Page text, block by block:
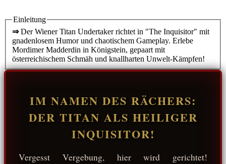
Einleitung
⇒Der Wiener Titan Undertaker richtet in "The Inquisitor" mit
gnadenlosem Humor und chaotischem Gameplay. Erlebe
Mordimer Madderdin in Königstein, gepaart mit
österreichischem Schmäh und knallharten Unwelt-Kämpfen!
IM NAMEN DES RÄCHERS:
DER TITAN ALS HEILIGER
INQUISITOR!
Vergesst Vergebung, hier wird gerichtet!